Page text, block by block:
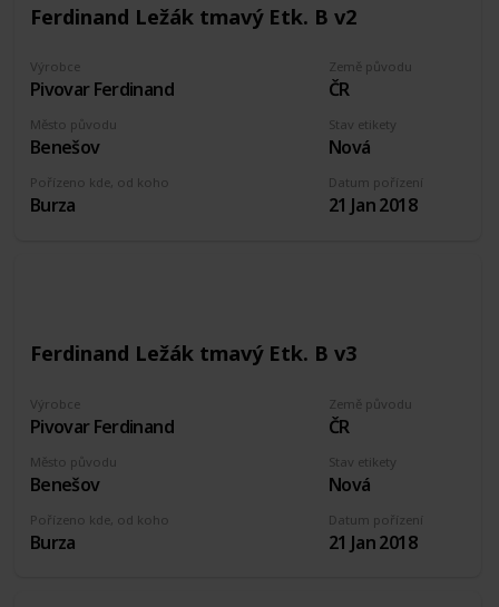
Ferdinand Ležák tmavý Etk. B v2
Výrobce
Pivovar Ferdinand
Země původu
ČR
Pořízeno kde, od koho
Burza
Stav etikety
Nová
Datum pořízení
21 Jan 2018
Město původu
Benešov
Ferdinand Ležák tmavý Etk. B v3
Výrobce
Pivovar Ferdinand
Země původu
ČR
Pořízeno kde, od koho
Burza
Stav etikety
Nová
Datum pořízení
21 Jan 2018
Město původu
Benešov